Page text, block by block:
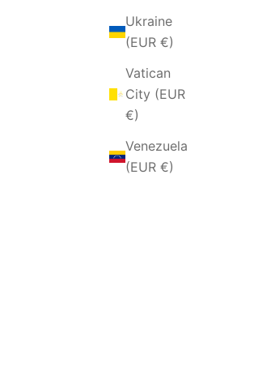
Ukraine
(EUR €)
Vatican
City (EUR
€)
Venezuela
(EUR €)